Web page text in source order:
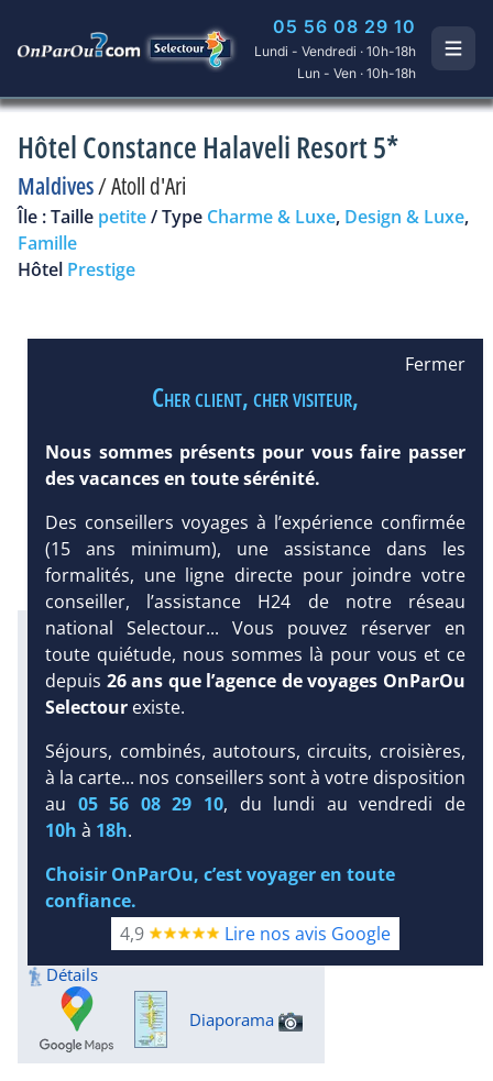
05 56 08 29 10
Lundi - Vendredi · 10h-18h
Lun - Ven · 10h-18h
Hôtel Constance Halaveli Resort 5*
Maldives/Atoll d'Ari
Île : Taille petite/ Type Charme & Luxe, Design & Luxe,
Famille
Hôtel Prestige
DEMANDE
D’INFORMATIONS
RÉSERVATION
Infos météo :
29 °C
160 mm
29 °C
Infos plages :
Dist.
< 100 m
Long.
Longueur
750 m
13 m
Équipement :
87
Tx
Détails
Plongée sous-marine :
Excursions :
Détails
Diaporama
Fermer
Cher client, cher visiteur,
Nous sommes présents pour vous faire passer
des vacances en toute sérénité.
Des conseillers voyages à l’expérience confirmée
(15 ans minimum), une assistance dans les
formalités, une ligne directe pour joindre votre
conseiller, l’assistance H24 de notre réseau
national Selectour... Vous pouvez réserver en
toute quiétude, nous sommes là pour vous et ce
depuis 26 ans que l’agence de voyages OnParOu
Selectour existe.
Séjours, combinés, autotours, circuits, croisières,
à la carte... nos conseillers sont à votre disposition
au 05 56 08 29 10, du lundi au vendredi de
10h à 18h.
Choisir OnParOu, c’est voyager en toute
confiance.
4,9
Lire nos avis Google